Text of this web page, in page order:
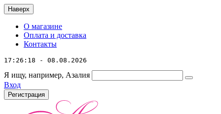
Наверх
О магазине
Оплата и доставка
Контакты
17:26:18 - 08.08.2026
Я ищу, например, Азалия
Вход
Регистрация